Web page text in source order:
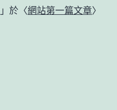
」於〈網站第一篇文章〉